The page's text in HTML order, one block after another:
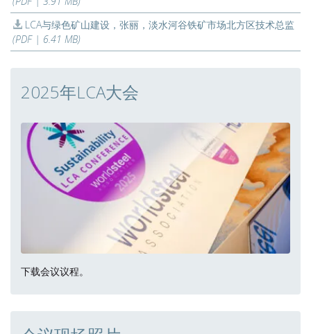
LCA与绿色矿山建设，张丽，淡水河谷铁矿市场北方区技术总监
(PDF | 6.41 MB)
2025年LCA大会
下载会议议程。